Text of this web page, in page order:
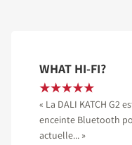
WHAT HI-FI?
« La DALI KATCH
enceinte Bluetooth
actuelle... »